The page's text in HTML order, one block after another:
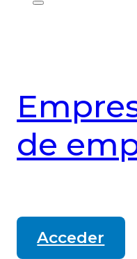
de
Acceder